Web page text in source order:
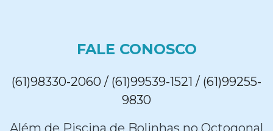
FALE CONOSCO
(61)98330-2060 / (61)99539-1521 / (61)99255-
9830